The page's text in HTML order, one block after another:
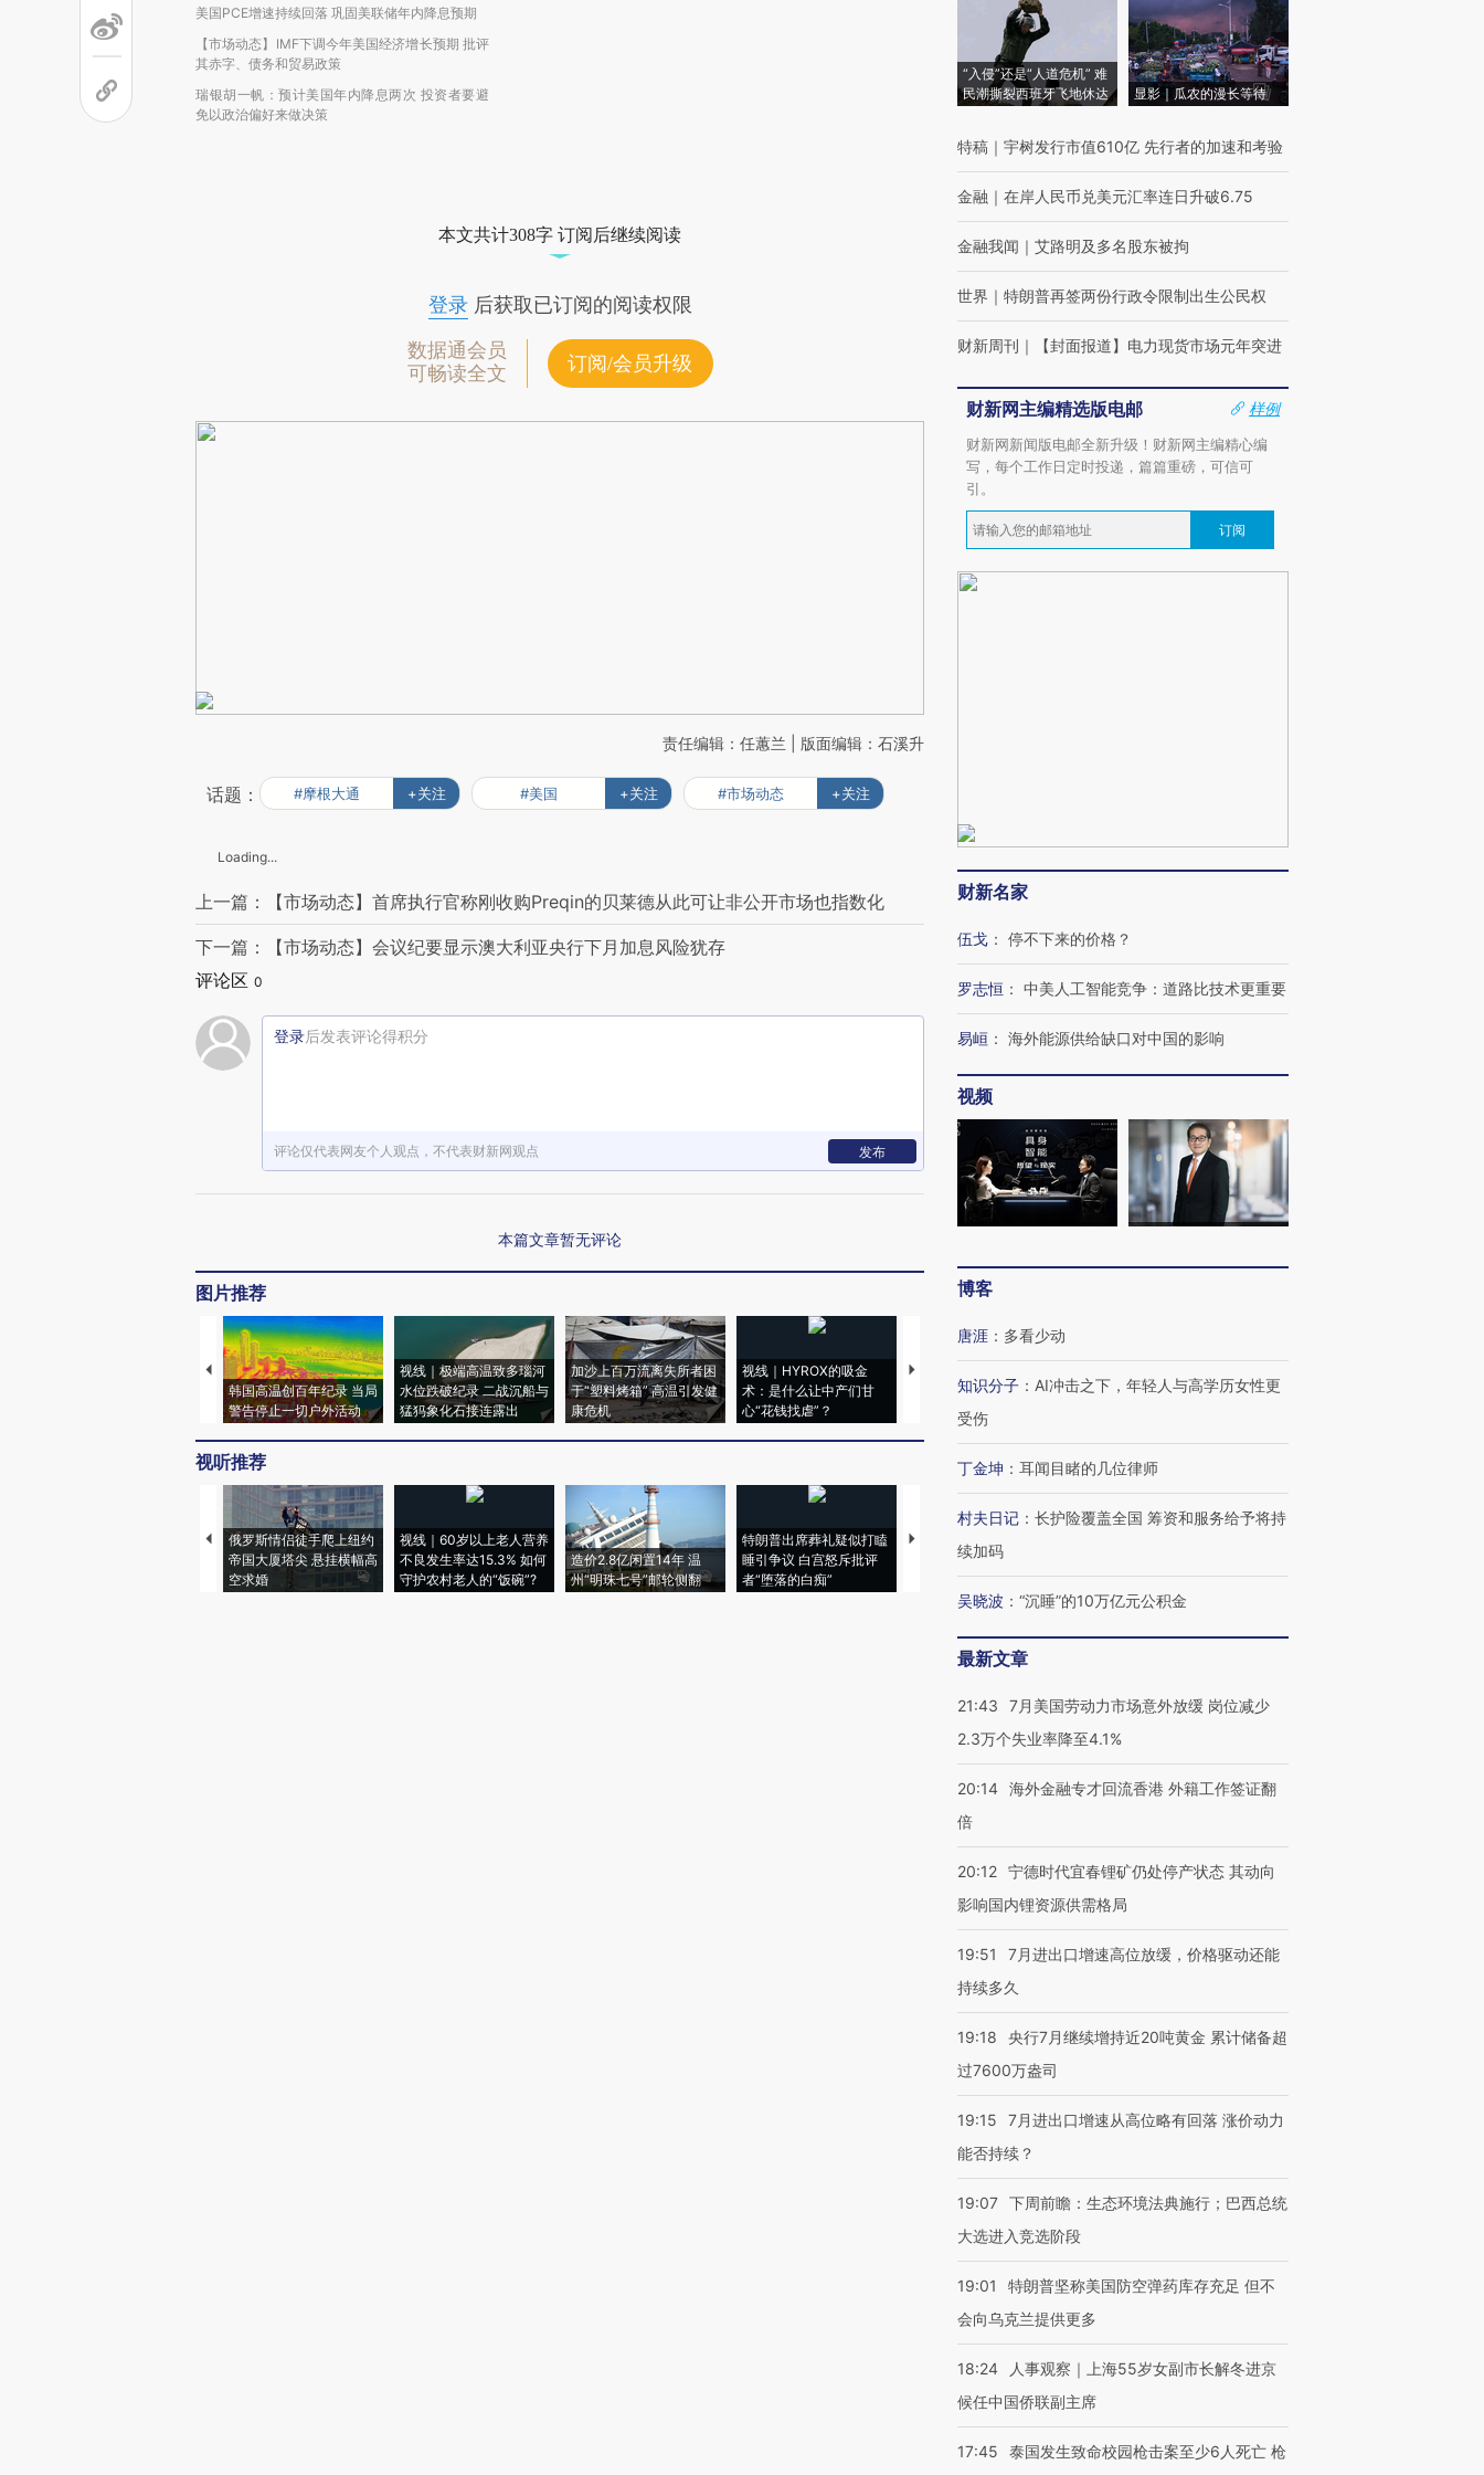
美国PCE增速持续回落 巩固美联储年内降息预期
【市场动态】IMF下调今年美国经济增长预期 批评
其赤字、债务和贸易政策
瑞银胡一帆：预计美国年内降息两次 投资者要避
免以政治偏好来做决策
本文共计308字 订阅后继续阅读
登录后获取已订阅的阅读权限
数据通会员
可畅读全文
订阅/会员升级
责任编辑：任蕙兰 | 版面编辑：石溪升
话题： #摩根大通 +关注 #美国 +关注 #市场动态 +关注
Loading...
上一篇：【市场动态】首席执行官称刚收购Preqin的贝莱德从此可让非公开市场也指数化
下一篇：【市场动态】会议纪要显示澳大利亚央行下月加息风险犹存
评论区 0
登录后发表评论得积分
评论仅代表网友个人观点，不代表财新网观点 发布
本篇文章暂无评论
图片推荐
韩国高温创百年纪录 当局
警告停止一切户外活动
视线｜极端高温致多瑙河
水位跌破纪录 二战沉船与
猛犸象化石接连露出
加沙上百万流离失所者困
于“塑料烤箱” 高温引发健
康危机
视线｜HYROX的吸金
术：是什么让中产们甘
心“花钱找虐”？
马航飞行员跨国走私7万
粒摇头丸 尿检体内含3种
度Z世代 用街头抗争将教
机”？难民潮撕裂西班牙
视听推荐
俄罗斯情侣徒手爬上纽约
帝国大厦塔尖 悬挂横幅高
空求婚
视线｜60岁以上老人营养
不良发生率达15.3% 如何
守护农村老人的“饭碗”?
造价2.8亿闲置14年 温
州“明珠七号”邮轮侧翻
特朗普出席葬礼疑似打瞌
睡引争议 白宫怒斥批评
者“堕落的白痴”
视线｜全球最热百城独占
97个 印度如何熬过48°C
阿根廷3-0阿尔及利亚
警告停止一切户外活动
“入侵”还是“人道危机” 难
民潮撕裂西班牙飞地休达
显影｜瓜农的漫长等待
特稿 ｜ 宇树发行市值610亿 先行者的加速和考验
金融 ｜ 在岸人民币兑美元汇率连日升破6.75
金融我闻 ｜ 艾路明及多名股东被拘
世界 ｜ 特朗普再签两份行政令限制出生公民权
财新周刊 ｜ 【封面报道】电力现货市场元年突进
财新网主编精选版电邮
样例
财新网新闻版电邮全新升级！财新网主编精心编
写，每个工作日定时投递，篇篇重磅，可信可
引。
订阅
财新名家
伍戈 ： 停不下来的价格？
罗志恒 ： 中美人工智能竞争：道路比技术更重要
易峘 ： 海外能源供给缺口对中国的影响
视频
博客
唐涯 ： 多看少动
知识分子 ： AI冲击之下，年轻人与高学历女性更
受伤
丁金坤 ： 耳闻目睹的几位律师
村夫日记 ： 长护险覆盖全国 筹资和服务给予将持
续加码
吴晓波 ： “沉睡”的10万亿元公积金
最新文章
21:43
7月美国劳动力市场意外放缓 岗位减少
2.3万个失业率降至4.1%
20:14 海外金融专才回流香港 外籍工作签证翻
倍
20:12 宁德时代宜春锂矿仍处停产状态 其动向
影响国内锂资源供需格局
19:51
7月进出口增速高位放缓，价格驱动还能
持续多久
19:18
央行7月继续增持近20吨黄金 累计储备超
过7600万盎司
19:15
7月进出口增速从高位略有回落 涨价动力
能否持续？
19:07 下周前瞻：生态环境法典施行；巴西总统
大选进入竞选阶段
19:01
特朗普坚称美国防空弹药库存充足 但不
会向乌克兰提供更多
18:24
人事观察｜上海55岁女副市长解冬进京
候任中国侨联副主席
17:45 泰国发生致命校园枪击案至少6人死亡 枪